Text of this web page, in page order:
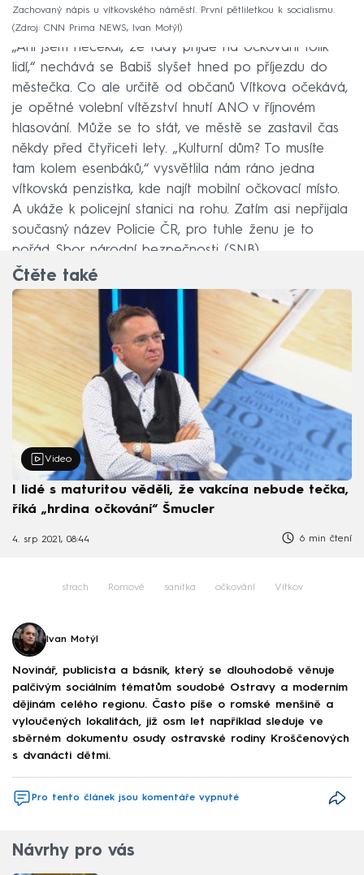
Zachovaný nápis u vítkovského náměstí. První pětliletkou k socialismu.
Zdroj: CNN Prima NEWS, Ivan Motýl
„Ani jsem nečekal, že tady přijde na očkování tolik
lidí,“ nechává se Babiš slyšet hned po příjezdu do
městečka. Co ale určitě od občanů Vítkova očekává,
je opětné volební vítězství hnutí ANO v říjnovém
hlasování. Může se to stát, ve městě se zastavil čas
někdy před čtyřiceti lety. „Kulturní dům? To musíte
tam kolem esenbáků,“ vysvětlila nám ráno jedna
vítkovská penzistka, kde najít mobilní očkovací místo.
A ukáže k policejní stanici na rohu. Zatím asi nepřijala
současný název Policie ČR, pro tuhle ženu je to
pořád Sbor národní bezpečnosti (SNB).
Čtěte také
Video
I lidé s maturitou věděli, že vakcína nebude tečka,
říká „hrdina očkování“ Šmucler
4. srp 2021, 08:44 6 min čtení
strach Romové sanitka očkování Vítkov
Ivan Motýl
Novinář, publicista a básník, který se dlouhodobě věnuje
palčivým sociálním tématům soudobé Ostravy a moderním
dějinám celého regionu. Často píše o romské menšině a
vyloučených lokalitách, již osm let například sleduje ve
sběrném dokumentu osudy ostravské rodiny Kroščenových
s dvanácti dětmi.
Pro tento článek jsou komentáře vypnuté
Návrhy pro vás